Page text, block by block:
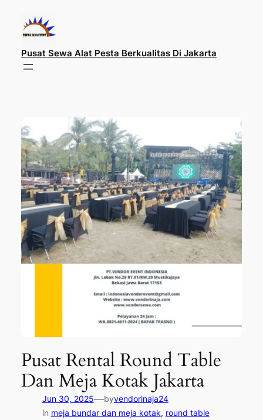
konten
Pusat Sewa Alat Pesta Berkualitas Di Jakarta
Pusat Rental Round Table
Dan Meja Kotak Jakarta
Jun 30, 2025—byvendorinaja24
in meja bundar dan meja kotak, round table